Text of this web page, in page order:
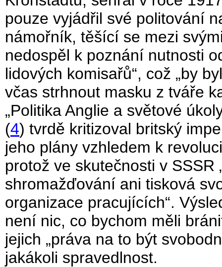
pouze vyjádřil své politování
námořník, těšící se mezi
nedospěl k poznání nutnosti
lidových komisařů“, což „by
včas strhnout masku z tváře
„Politika Anglie a světové
(4) tvrdě kritizoval britský
jeho plány vzhledem k
protož ve skutečnosti v SSSR
shromažďování ani tisková
organizace pracujících“.
není nic, co bychom měli
jejich „práva na to být
jakákoli spravedlnost.